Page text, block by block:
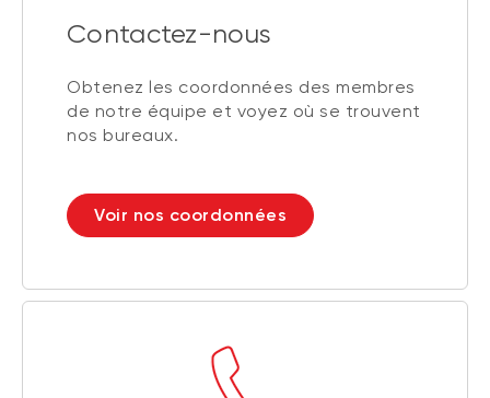
Contactez-nous
Obtenez les coordonnées des membres
de notre équipe et voyez où se trouvent
nos bureaux.
Voir nos coordonnées